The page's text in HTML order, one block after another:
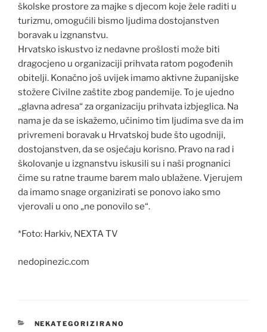
školske prostore za majke s djecom koje žele raditi u
turizmu, omogućili bismo ljudima dostojanstven
boravak u izgnanstvu.
Hrvatsko iskustvo iz nedavne prošlosti može biti
dragocjeno u organizaciji prihvata ratom pogođenih
obitelji. Konačno još uvijek imamo aktivne županijske
stožere Civilne zaštite zbog pandemije. To je ujedno
„glavna adresa“ za organizaciju prihvata izbjeglica. Na
nama je da se iskažemo, učinimo tim ljudima sve da im
privremeni boravak u Hrvatskoj bude što ugodniji,
dostojanstven, da se osjećaju korisno. Pravo na rad i
školovanje u izgnanstvu iskusili su i naši prognanici
čime su ratne traume barem malo ublažene. Vjerujem
da imamo snage organizirati se ponovo iako smo
vjerovali u ono „ne ponovilo se“.
*Foto: Harkiv, NEXTA TV
nedopinezic.com
KATEGORIJE
NEKATEGORIZIRANO